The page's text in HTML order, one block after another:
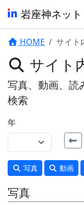
岩座神ネット
HOME サイト
サイト
写真、動画、読
検索
年
写真 動画
写真